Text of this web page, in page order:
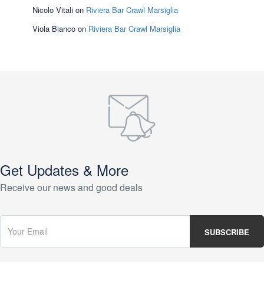
Nicolo Vitali on Riviera Bar Crawl Marsiglia
Viola Bianco on Riviera Bar Crawl Marsiglia
Get Updates & More
Receive our news and good deals